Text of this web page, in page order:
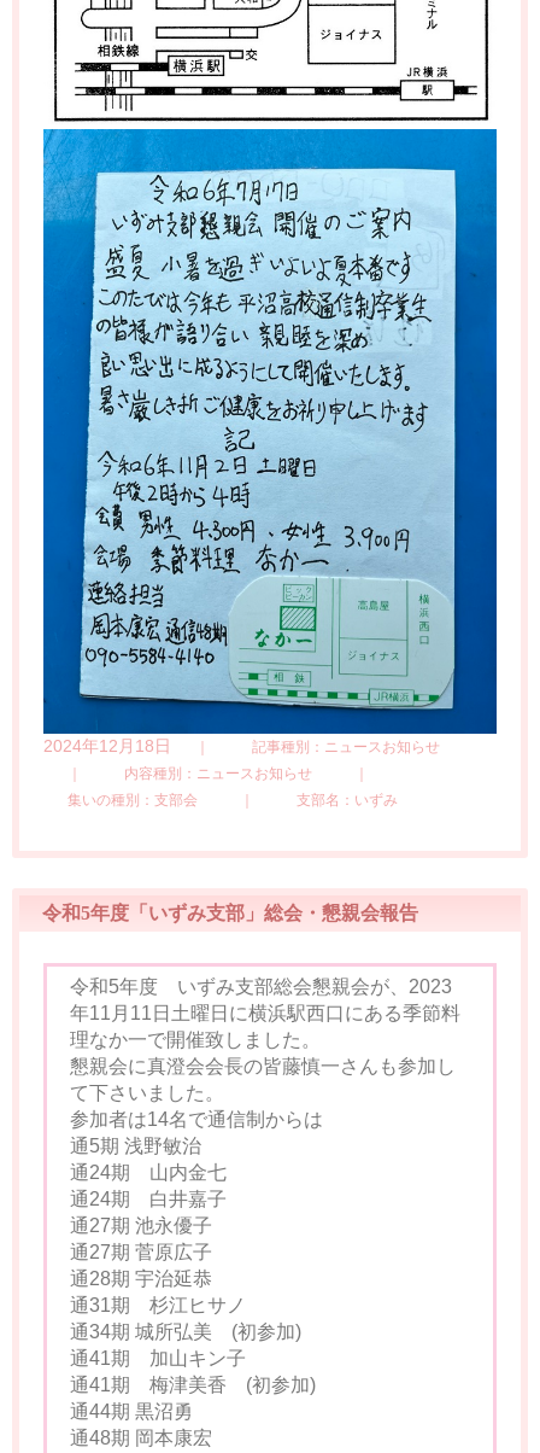
2024年12月18日 ｜
記事種別：ニュースお知らせ
｜
内容種別：ニュースお知らせ
｜
集いの種別：支部会
｜ 支部名：いずみ
令和5年度「いずみ支部」総会・懇親会報告
令和5年度 いずみ支部総会懇親会が、2023
年11月11日土曜日に横浜駅西口にある季節料
理なか一で開催致しました。
懇親会に真澄会会長の皆藤慎一さんも参加し
て下さいました。
参加者は14名で通信制からは
通5期 浅野敏治
通24期 山内金七
通24期 白井嘉子
通27期 池永優子
通27期 菅原広子
通28期 宇治延恭
通31期 杉江ヒサノ
通34期 城所弘美 (初参加)
通41期 加山キン子
通41期 梅津美香 (初参加)
通44期 黒沼勇
通48期 岡本康宏